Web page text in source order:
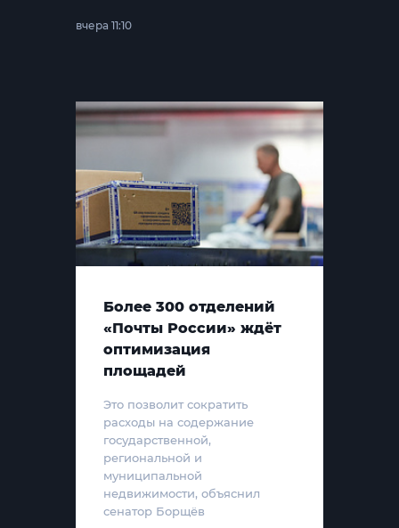
вчера 11:10
Более 300 отделений
«Почты России» ждёт
оптимизация
площадей
Это позволит сократить
расходы на содержание
государственной,
региональной и
муниципальной
недвижимости, объяснил
сенатор Борщёв